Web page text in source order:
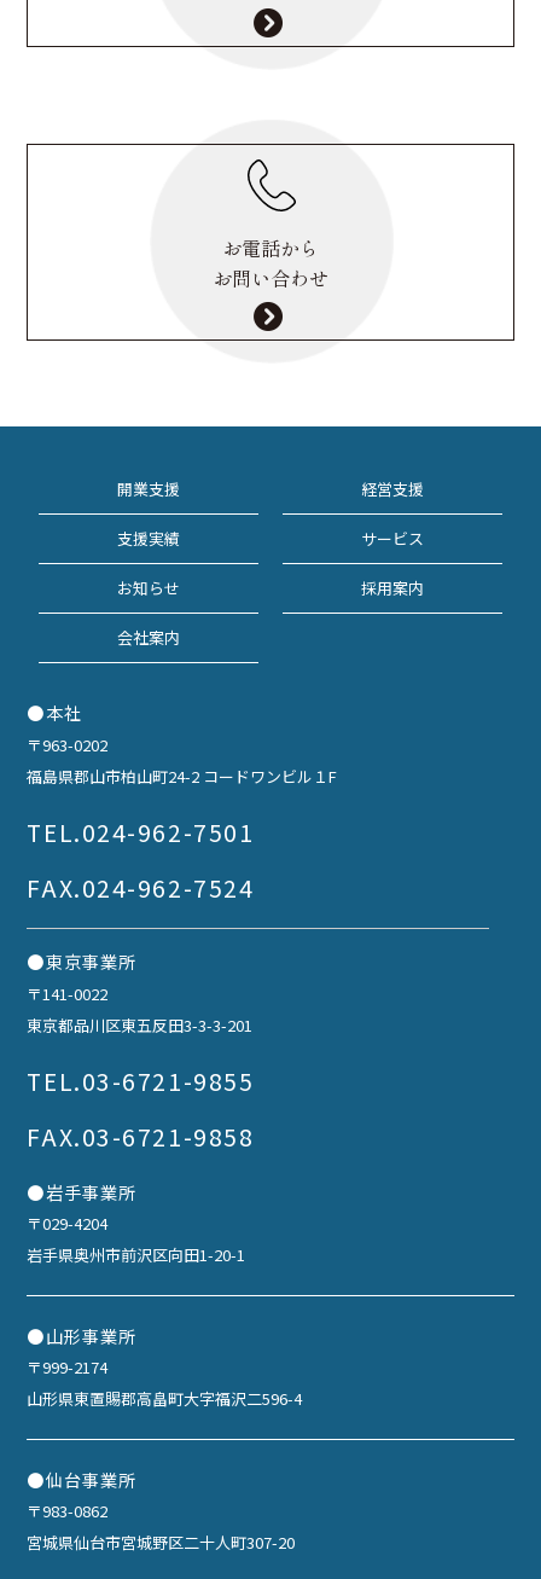
お電話から
お問い合わせ
開業支援 経営支援
支援実績 サービス
お知らせ 採用案内
会社案内
●本社
〒963-0202
福島県郡山市柏山町24-2 コードワンビル１F
TEL.024-962-7501
FAX.024-962-7524
●東京事業所
〒141-0022
東京都品川区東五反田3-3-3-201
TEL.03-6721-9855
FAX.03-6721-9858
●岩手事業所
〒029-4204
岩手県奥州市前沢区向田1-20-1
●山形事業所
〒999-2174
山形県東置賜郡高畠町大字福沢二596-4
●仙台事業所
〒983-0862
宮城県仙台市宮城野区二十人町307-20